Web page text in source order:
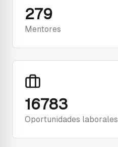
279
Mentores
16783
Oportunidades laborales